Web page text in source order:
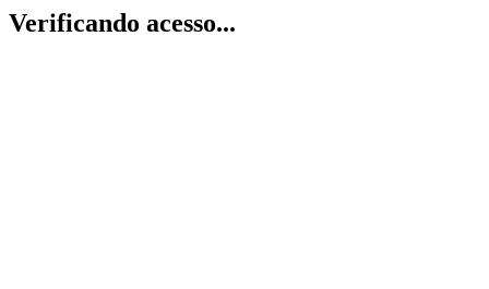
Verificando acesso...